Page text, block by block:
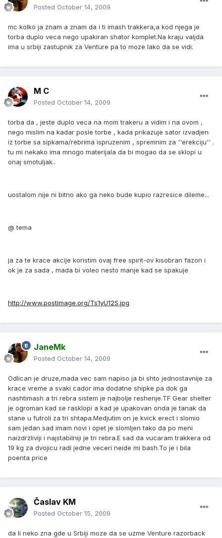
Posted October 14, 2009
mc kolko ja znam a znam da i ti imash trakkera,a kod njega je
torba duplo veca nego upakiran shator komplet.Na kraju valjda
ima u srbiji zastupnik za Venture pa to moze lako da se vidi.
M C
Posted October 14, 2009
torba da , jeste duplo veca na mom trakeru a vidim i na ovom ,
nego mislim na kadar posle torbe , kada prikazuje sator izvadjen
iz torbe sa sipkama/rebrima ispruzenim , spremnim za ''erekciju'' .
tu mi nekako ima mnogo materijala da bi mogao da se sklopi u
onaj smotuljak..
uostalom nije ni bitno ako ga neko bude kupio razresice dileme...
@ tema
ja za te krace akcije koristim ovaj free spirit-ov kisobran fazon i
ok je za sada , mada bi voleo nesto manje kad se spakuje
http://www.postimage.org/Ts1yU12S.jpg
JaneMk
Posted October 14, 2009
Odlican je druze,mada vec sam napiso ja bi shto jednostavnije za
krace vreme a svaki cador ima dodatne shipke pa dok ga
nashtimash a tri rebra sistem je najbolje reshenje.TF Gear shelter
je ogroman kad se rasklopi a kad je upakovan onda je tanak da
stane u futroli za tri shtapa.Medjutim on je kvick erect i slomio
sam jedan sad imam novi i opet je slomljen tako da po meni
naizdrzliviji i najstabilniji je tri rebra.E sad da vucaram trakkera od
19 kg za dvojicu radi jedne veceri neide mi bash.To je i bila
poenta price
Časlav KM
Posted October 15, 2009
da li neko zna gde u Srbiji moze da se uzme Venture razorback